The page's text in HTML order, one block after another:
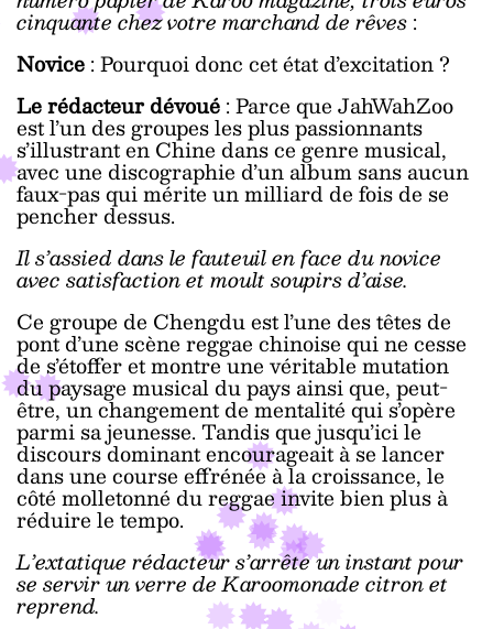
cinquante chez votre marchand de rêves:
Novice: Pourquoi donc cet état d’excitation ?
Le rédacteur dévoué: Parce que JahWahZoo
est l’un des groupes les plus passionnants
s’illustrant en Chine dans ce genre musical,
avec une discographie d’un album sans aucun
faux-pas qui mérite un milliard de fois de se
pencher dessus.
Il s’assied dans le fauteuil en face du novice
avec satisfaction et moult soupirs d’aise.
Ce groupe de Chengdu est l’une des têtes de
pont d’une scène reggae chinoise qui ne cesse
de s’étoffer et montre une véritable mutation
du paysage musical du pays ainsi que, peut-
être, un changement de mentalité qui s’opère
parmi sa jeunesse. Tandis que jusqu’ici le
discours dominant encourageait à se lancer
dans une course effrénée à la croissance, le
côté molletonné du reggae invite bien plus à
réduire le tempo.
L’extatique rédacteur s’arrête un instant pour
se servir un verre de Karoomonade citron et
reprend.